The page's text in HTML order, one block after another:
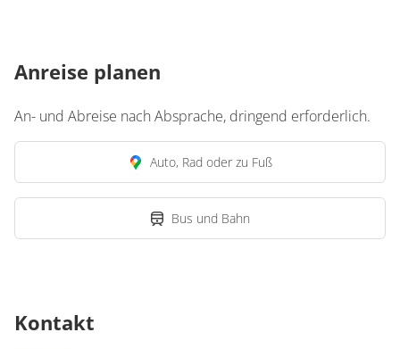
Anreise planen
An- und Abreise nach Absprache, dringend erforderlich.
Auto, Rad oder zu Fuß
Bus und Bahn
Kontakt